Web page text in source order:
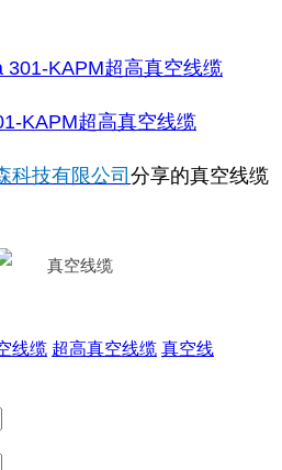
KAPM超高真空线缆
科技有限公司 分享的真空线缆
线缆 超高真空线缆 真空线